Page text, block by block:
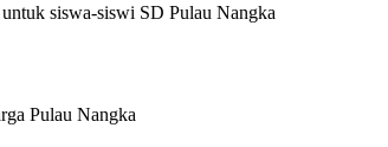
siswa-siswi SD Pulau Nangka
Pulau Nangka